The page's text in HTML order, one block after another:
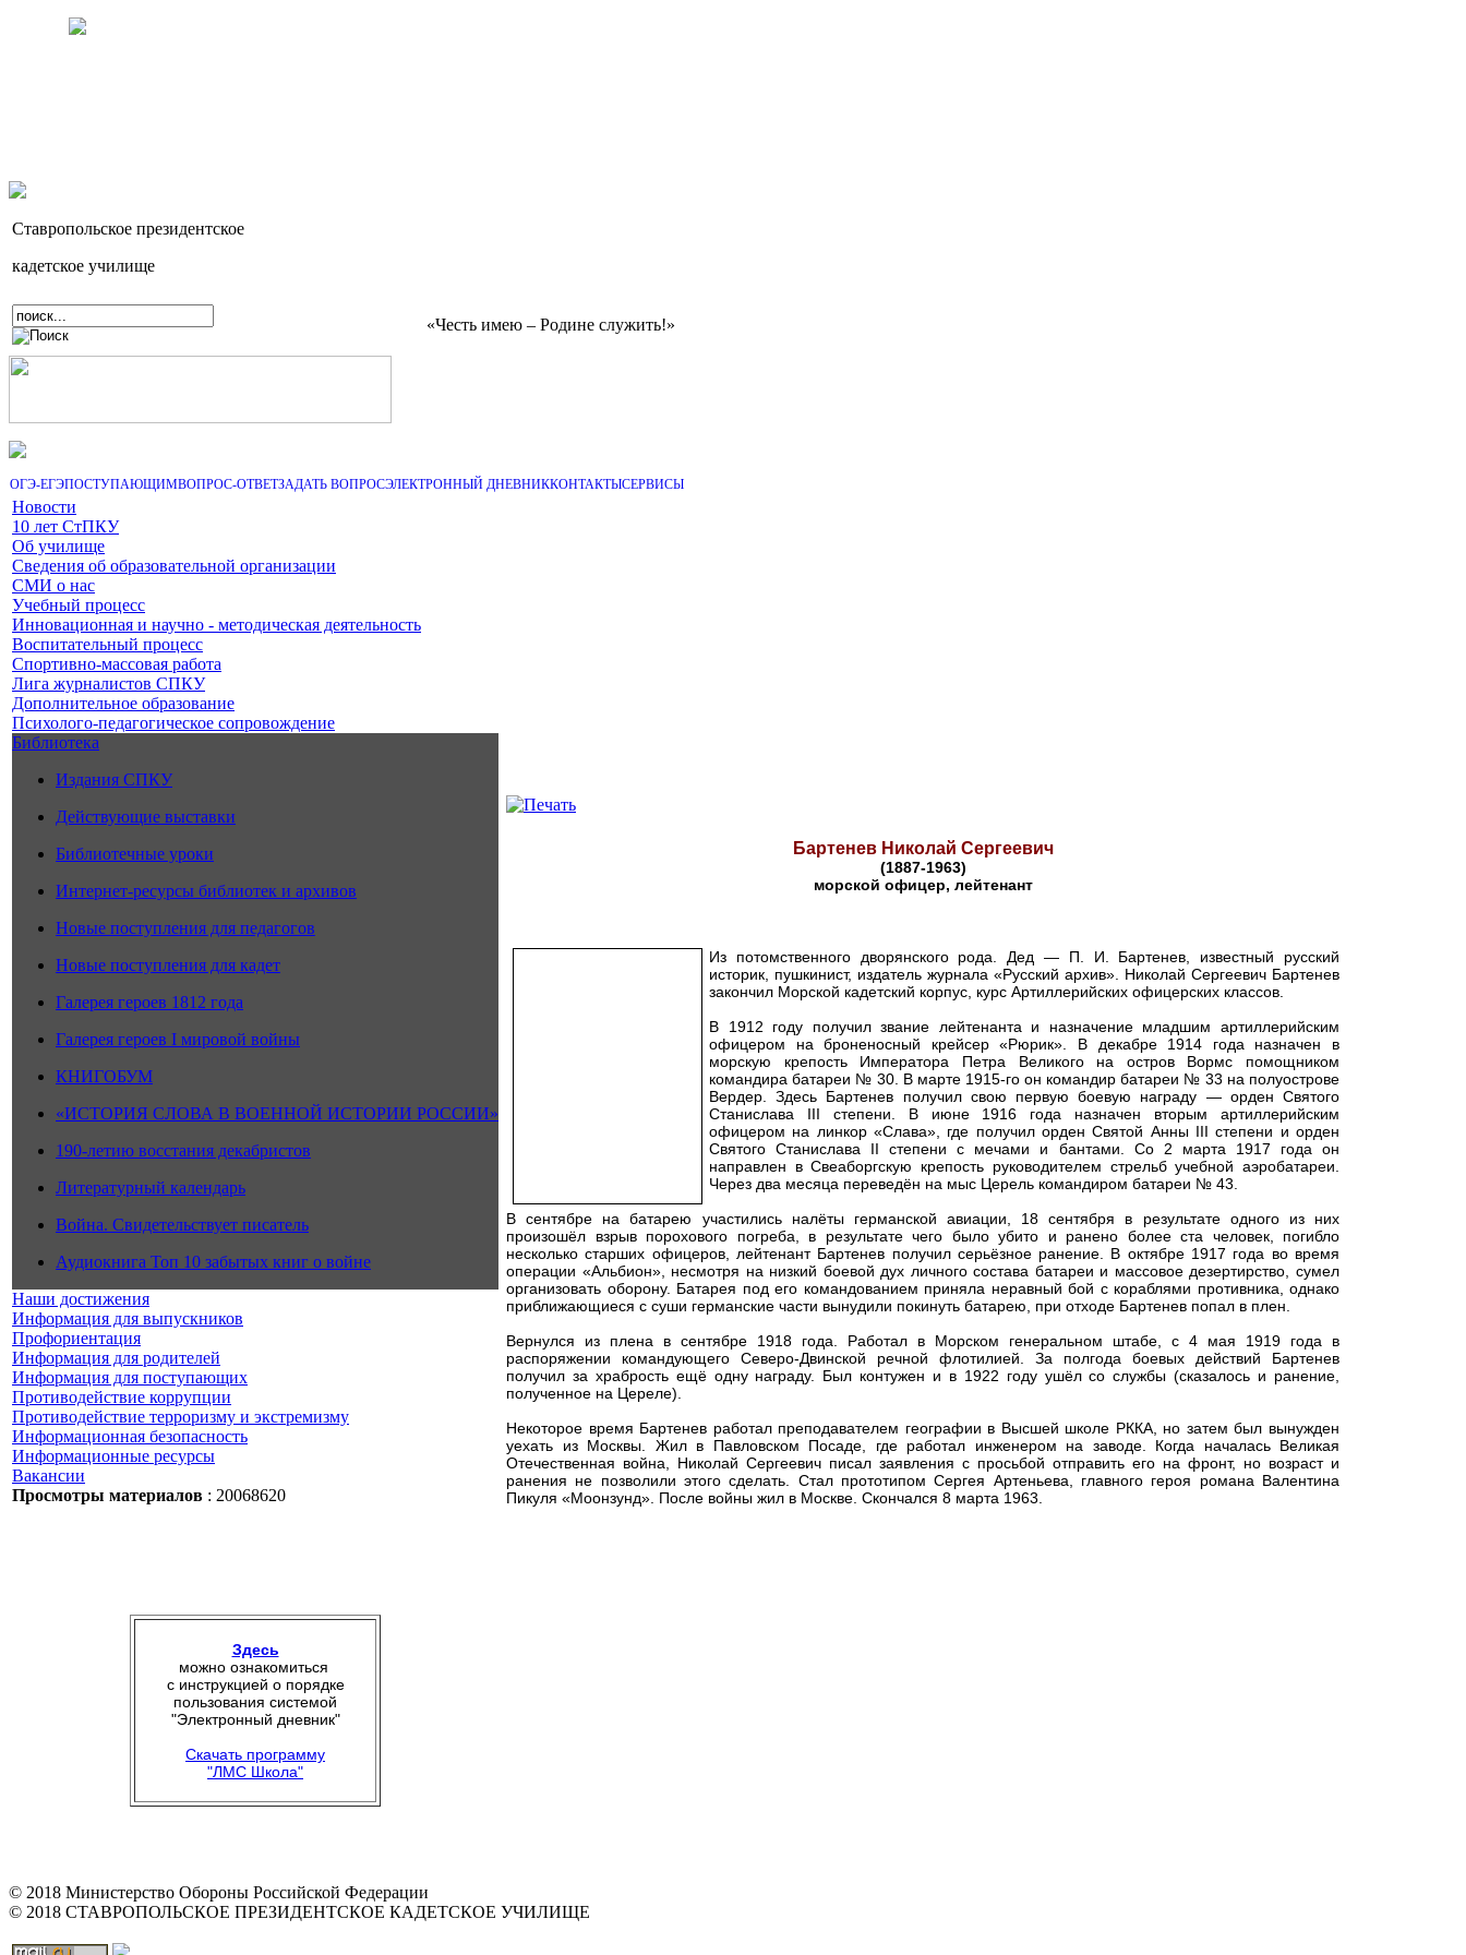
Ставропольское президентское
кадетское училище
«Честь имею – Родине служить!»
ОГЭ-ЕГЭПОСТУПАЮЩИМВОПРОС-ОТВЕТЗАДАТЬ ВОПРОСЭЛЕКТРОННЫЙ ДНЕВНИККОНТАКТЫСЕРВИСЫ
Новости
10 лет СтПКУ
Об училище
Сведения об образовательной организации
СМИ о нас
Учебный процесс
Инновационная и научно - методическая деятельность
Воспитательный процесс
Спортивно-массовая работа
Лига журналистов СПКУ
Дополнительное образование
Психолого-педагогическое сопровождение
Библиотека
Издания СПКУ
Действующие выставки
Библиотечные уроки
Интернет-ресурсы библиотек и архивов
Новые поступления для педагогов
Новые поступления для кадет
Галерея героев 1812 года
Галерея героев I мировой войны
КНИГОБУМ
«ИСТОРИЯ СЛОВА В ВОЕННОЙ ИСТОРИИ РОССИИ»
190-летию восстания декабристов
Литературный календарь
Война. Свидетельствует писатель
Аудиокнига Топ 10 забытых книг о войне
Наши достижения
Информация для выпускников
Профориентация
Информация для родителей
Информация для поступающих
Противодействие коррупции
Противодействие терроризму и экстремизму
Информационная безопасность
Информационные ресурсы
Вакансии
Просмотры материалов : 20068620
Здесь
можно ознакомиться
с инструкцией о порядке
пользования системой
"Электронный дневник"
Скачать программу
"ЛМС Школа"
Бартенев Николай Сергеевич
(1887-1963)
морской офицер, лейтенант
Из потомственного дворянского рода. Дед — П. И. Бартенев, известный русский
историк, пушкинист, издатель журнала «Русский архив». Николай Сергеевич Бартенев
закончил Морской кадетский корпус, курс Артиллерийских офицерских классов.
В 1912 году получил звание лейтенанта и назначение младшим артиллерийским
офицером на броненосный крейсер «Рюрик». В декабре 1914 года назначен в
морскую крепость Императора Петра Великого на остров Вормс помощником
командира батареи № 30. В марте 1915-го он командир батареи № 33 на полуострове
Вердер. Здесь Бартенев получил свою первую боевую награду — орден Святого
Станислава III степени. В июне 1916 года назначен вторым артиллерийским
офицером на линкор «Слава», где получил орден Святой Анны III степени и орден
Святого Станислава II степени с мечами и бантами. Со 2 марта 1917 года он
направлен в Свеаборгскую крепость руководителем стрельб учебной аэробатареи.
Через два месяца переведён на мыс Церель командиром батареи № 43.
В сентябре на батарею участились налёты германской авиации, 18 сентября в результате одного из них
произошёл взрыв порохового погреба, в результате чего было убито и ранено более ста человек, погибло
несколько старших офицеров, лейтенант Бартенев получил серьёзное ранение. В октябре 1917 года во время
операции «Альбион», несмотря на низкий боевой дух личного состава батареи и массовое дезертирство, сумел
организовать оборону. Батарея под его командованием приняла неравный бой с кораблями противника, однако
приближающиеся с суши германские части вынудили покинуть батарею, при отходе Бартенев попал в плен.
Вернулся из плена в сентябре 1918 года. Работал в Морском генеральном штабе, с 4 мая 1919 года в
распоряжении командующего Северо-Двинской речной флотилией. За полгода боевых действий Бартенев
получил за храбрость ещё одну награду. Был контужен и в 1922 году ушёл со службы (сказалось и ранение,
полученное на Цереле).
Некоторое время Бартенев работал преподавателем географии в Высшей школе РККА, но затем был вынужден
уехать из Москвы. Жил в Павловском Посаде, где работал инженером на заводе. Когда началась Великая
Отечественная война, Николай Сергеевич писал заявления с просьбой отправить его на фронт, но возраст и
ранения не позволили этого сделать. Стал прототипом Сергея Артеньева, главного героя романа Валентина
Пикуля «Моонзунд». После войны жил в Москве. Скончался 8 марта 1963.
© 2018 Министерство Обороны Российской Федерации
© 2018 СТАВРОПОЛЬСКОЕ ПРЕЗИДЕНТСКОЕ КАДЕТСКОЕ УЧИЛИЩЕ